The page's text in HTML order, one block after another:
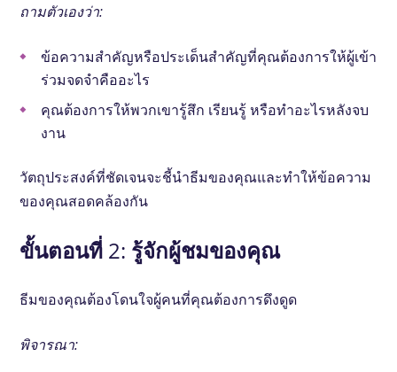
ถามตัวเองว่า:
ข้อความสําคัญหรือประเด็นสําคัญที่คุณต้องการให้ผู้เข้า
ร่วมจดจําคืออะไร
คุณต้องการให้พวกเขารู้สึก เรียนรู้ หรือทําอะไรหลังจบ
งาน
วัตถุประสงค์ที่ชัดเจนจะชี้นําธีมของคุณและทําให้ข้อความ
ของคุณสอดคล้องกัน
ขั้นตอนที่ 2: รู้จักผู้ชมของคุณ
ธีมของคุณต้องโดนใจผู้คนที่คุณต้องการดึงดูด
พิจารณา: